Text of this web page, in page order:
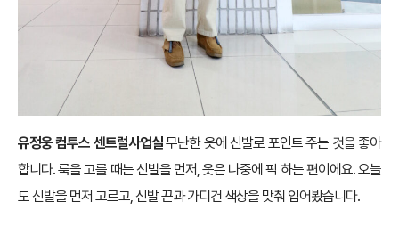
유정웅 컴투스 센트럴사업실무난한 옷에 신발로 포인트 주는 것을 좋아
합니다. 룩을 고를 때는 신발을 먼저, 옷은 나중에 픽 하는 편이에요. 오늘
도 신발을 먼저 고르고, 신발 끈과 가디건 색상을 맞춰 입어봤습니다.